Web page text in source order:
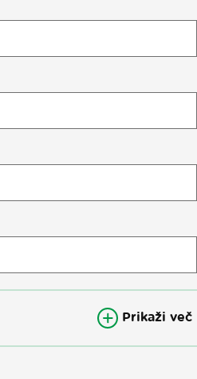
Prikaži več